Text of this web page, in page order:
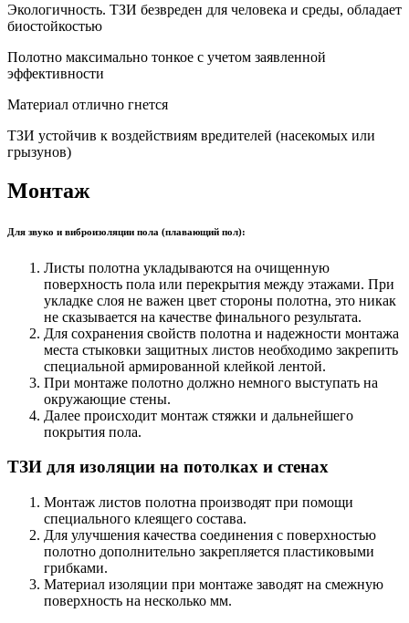
Экологичность. ТЗИ безвреден для человека и среды, обладает
биостойкостью
Полотно максимально тонкое с учетом заявленной
эффективности
Материал отлично гнется
ТЗИ устойчив к воздействиям вредителей (насекомых или
грызунов)
Монтаж
Для звуко и виброизоляции пола (плавающий пол):
Листы полотна укладываются на очищенную
поверхность пола или перекрытия между этажами. При
укладке слоя не важен цвет стороны полотна, это никак
не сказывается на качестве финального результата.
Для сохранения свойств полотна и надежности монтажа
места стыковки защитных листов необходимо закрепить
специальной армированной клейкой лентой.
При монтаже полотно должно немного выступать на
окружающие стены.
Далее происходит монтаж стяжки и дальнейшего
покрытия пола.
ТЗИ для изоляции на потолках и стенах
Монтаж листов полотна производят при помощи
специального клеящего состава.
Для улучшения качества соединения с поверхностью
полотно дополнительно закрепляется пластиковыми
грибками.
Материал изоляции при монтаже заводят на смежную
поверхность на несколько мм.